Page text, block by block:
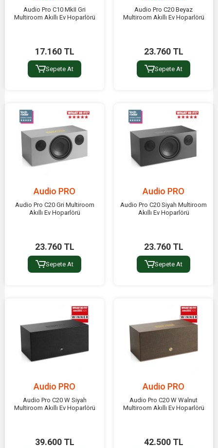
Audio Pro C10 MkII Gri
Multiroom Akıllı Ev Hoparlörü
17.160 TL
Sepete At
Audio Pro C20 Beyaz
Multiroom Akıllı Ev Hoparlörü
23.760 TL
Sepete At
Audio PRO
Audio Pro C20 Gri Multiroom
Akıllı Ev Hoparlörü
23.760 TL
Sepete At
Audio PRO
Audio Pro C20 Siyah Multiroom
Akıllı Ev Hoparlörü
23.760 TL
Sepete At
Audio PRO
Audio Pro C20 W Siyah
Multiroom Akıllı Ev Hoparlörü
39.600 TL
Audio PRO
Audio Pro C20 W Walnut
Multiroom Akıllı Ev Hoparlörü
42.500 TL